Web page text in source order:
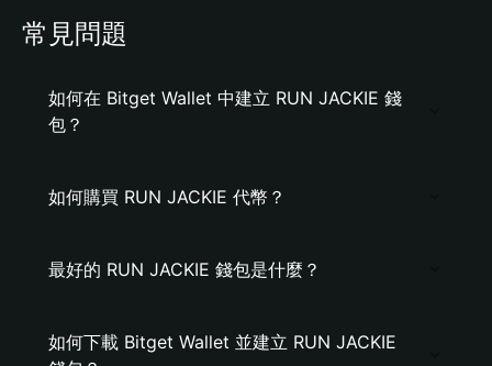
常見問題
如何在 Bitget Wallet 中建立 RUN JACKIE 錢
包？
如何購買 RUN JACKIE 代幣？
最好的 RUN JACKIE 錢包是什麼？
如何下載 Bitget Wallet 並建立 RUN JACKIE